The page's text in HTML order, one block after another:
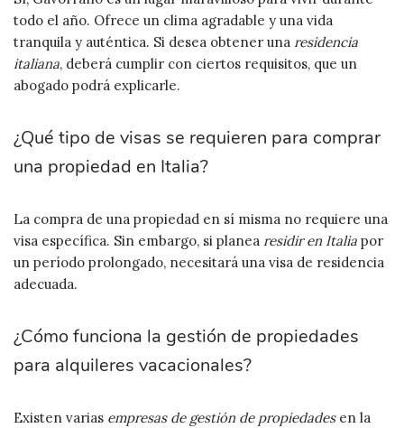
todo el año. Ofrece un clima agradable y una vida
tranquila y auténtica. Si desea obtener una residencia
italiana, deberá cumplir con ciertos requisitos, que un
abogado podrá explicarle.
¿Qué tipo de visas se requieren para comprar
una propiedad en Italia?
La compra de una propiedad en sí misma no requiere una
visa específica. Sin embargo, si planea residir en Italia por
un período prolongado, necesitará una visa de residencia
adecuada.
¿Cómo funciona la gestión de propiedades
para alquileres vacacionales?
Existen varias empresas de gestión de propiedadesen la